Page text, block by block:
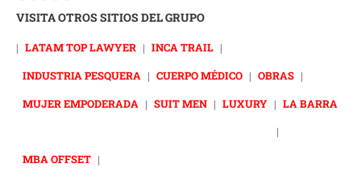
VISITA OTROS SITIOS DEL GRUPO
| LATAM TOP LAWYER | INCA TRAIL |
INDUSTRIA PESQUERA | CUERPO MÉDICO | OBRAS |
MUJER EMPODERADA | SUIT MEN | LUXURY | LA BARRA
|
MBA OFFSET |